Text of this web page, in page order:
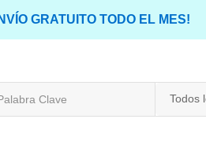
GRATUITO TODO EL MES!
Todos